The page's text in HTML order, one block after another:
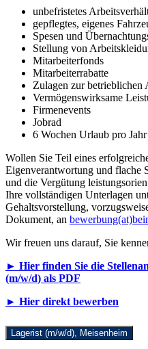
unbefristetes
gepflegtes, eigenes
Spesen und
Stellung von
Mitarbeiterfonds
Mitarbeiterrabatte
Zulagen zur betrieblichen
Vermögenswirksame
Firmenevents
Jobrad
6 Wochen Urlaub pro Jahr
Wollen Sie Teil eines
Eigenverantwortung und flache
und die Vergütung
Ihre vollständigen Unterlagen
Gehaltsvorstellung,
Dokument, an
Wir freuen uns darauf, Sie
► Hier finden Sie die
(m/w/d) als PDF
► Hier direkt bewerben
Lagerist (m/w/d), Meisenheim